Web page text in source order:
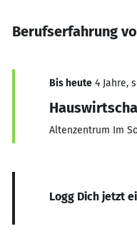
Berufserfahrung
Bis heute 4 Jahre,
Altenzentrum Im
Logg Dich jetzt